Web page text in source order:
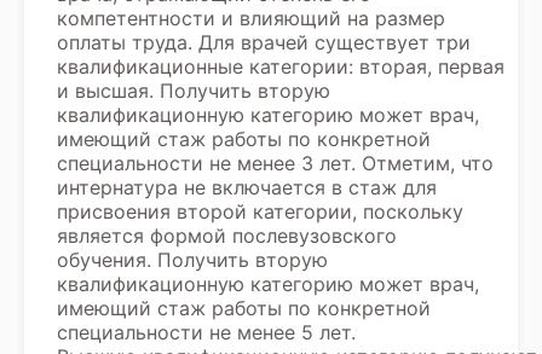
компетентности и влияющий на размер
оплаты труда. Для врачей существует три
квалификационные категории: вторая, первая
и высшая. Получить вторую
квалификационную категорию может врач,
имеющий стаж работы по конкретной
специальности не менее 3 лет. Отметим, что
интернатура не включается в стаж для
присвоения второй категории, поскольку
является формой послевузовского
обучения. Получить вторую
квалификационную категорию может врач,
имеющий стаж работы по конкретной
специальности не менее 5 лет.